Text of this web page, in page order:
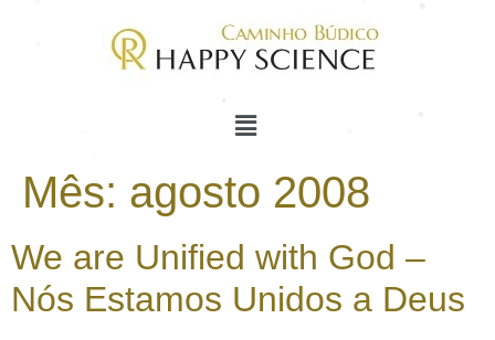
Mês: agosto 2008
We are Unified with God –
Nós Estamos Unidos a Deus